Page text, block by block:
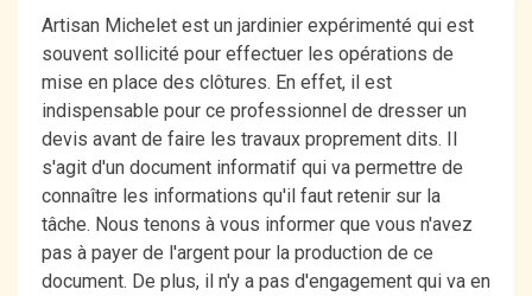
Artisan Michelet est un jardinier expérimenté qui est
souvent sollicité pour effectuer les opérations de
mise en place des clôtures. En effet, il est
indispensable pour ce professionnel de dresser un
devis avant de faire les travaux proprement dits. Il
s'agit d'un document informatif qui va permettre de
connaître les informations qu'il faut retenir sur la
tâche. Nous tenons à vous informer que vous n'avez
pas à payer de l'argent pour la production de ce
document. De plus, il n'y a pas d'engagement qui va en